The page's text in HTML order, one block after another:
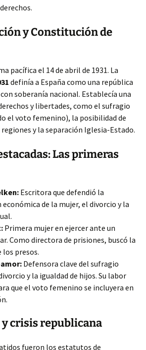
y Constitución de
pacífica el 14 de abril de 1931. La
definía a España como una república
soberanía nacional. Establecía una
y libertades, como el sufragio
el voto femenino), la posibilidad de
y la separación Iglesia-Estado.
Las primeras
Escritora que defendió la
de la mujer, el divorcio y la
Primera mujer en ejercer ante un
Como directora de prisiones, buscó la
los presos.
Defensora clave del sufragio
y la igualdad de hijos. Su labor
que el voto femenino se incluyera en
y crisis republicana
fueron los estatutos de